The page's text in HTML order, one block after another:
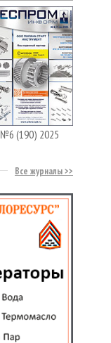
№6 (190) 2025
Все журналы